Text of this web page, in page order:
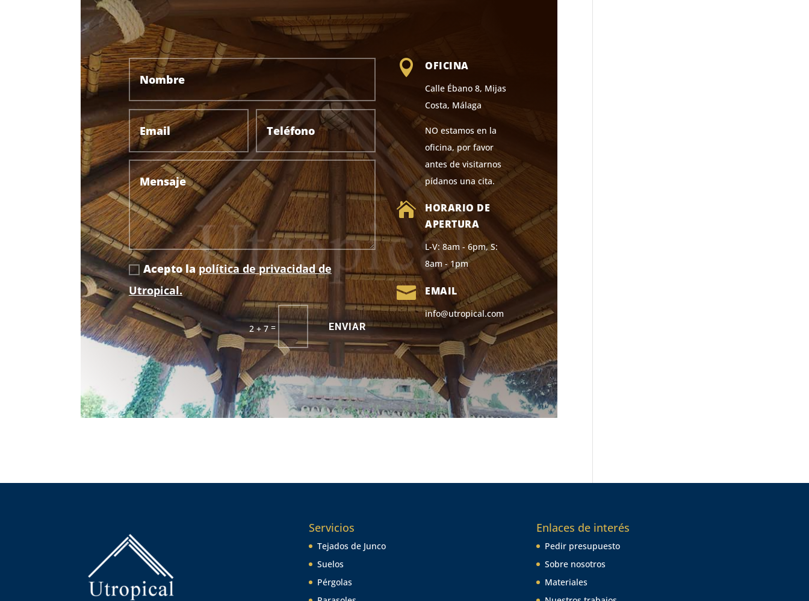
Acepto lapolítica de privacidad de
Utropical.
2 + 7 = ENVIAR
 OFICINA
Calle Ébano 8, Mijas
Costa, Málaga
NO estamos en la
oficina, por favor
antes de visitarnos
pídanos una cita.

HORARIO DE
APERTURA
L-V: 8am - 6pm, S:
8am - 1pm
 EMAIL
info@utropical.com
Servicios
Tejados de Junco
Suelos
Pérgolas
Enlaces de interés
Pedir presupuesto
Sobre nosotros
Materiales